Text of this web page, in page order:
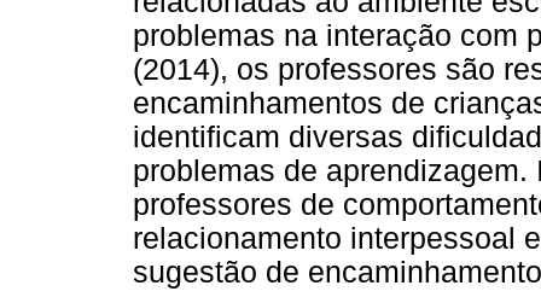
problemas na interação com
(2014), os professores são
encaminhamentos de
identificam diversas
problemas de
professores de
relacionamento interpessoal
sugestão de